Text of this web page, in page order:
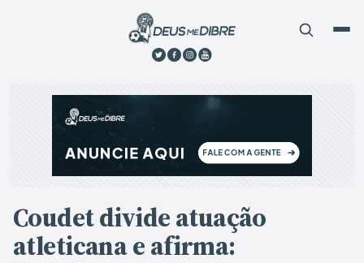
Coudet divide atuação
atleticana e afirma: